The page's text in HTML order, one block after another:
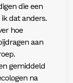
die een
dat anders.
hoe
aan
gemiddeld
na